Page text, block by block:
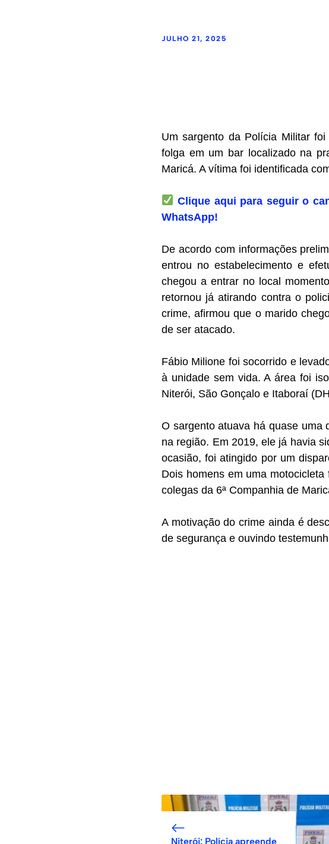
JULHO 21, 2025
Um sargento da Polícia Militar
folga em um bar localizado na
Maricá. A vítima foi identificada
Clique aqui para seguir o
WhatsApp!
De acordo com informações
entrou no estabelecimento e
chegou a entrar no local
retornou já atirando contra o
crime, afirmou que o marido
de ser atacado.
Fábio Milione foi socorrido e
à unidade sem vida. A área foi
Niterói, São Gonçalo e Itaboraí
O sargento atuava há quase uma
na região. Em 2019, ele já havia
ocasião, foi atingido por um
Dois homens em uma
colegas da 6ª Companhia de
A motivação do crime ainda é
de segurança e ouvindo
Niterói: Polícia apreende